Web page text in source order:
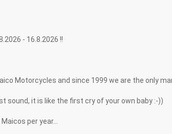
- 16.8.2026 !!
Motorcycles and since 1999 we are the only
sound, it is like the first cry of your own baby :-))
per year...